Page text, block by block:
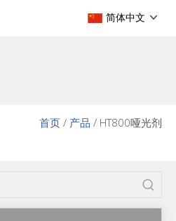
简体中文
首页 / 产品 / HT800哑光剂